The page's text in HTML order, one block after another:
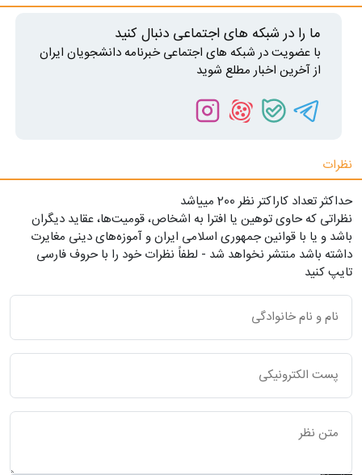
ما را در شبکه های اجتماعی دنبال کنید
با عضویت در شبکه های اجتماعی خبرنامه دانشجویان ایران
از آخرین اخبار مطلع شوید
نظرات
حداکثر تعداد کاراکتر نظر 200 ميياشد
نظراتی که حاوی توهین یا افترا به اشخاص، قومیت‌ها، عقاید دیگران
باشد و یا با قوانین جمهوری اسلامی ایران و آموزه‌های دینی مغایرت
داشته باشد منتشر نخواهد شد - لطفاً نظرات خود را با حروف فارسی
تایپ کنید